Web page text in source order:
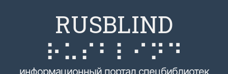
RUSBLIND
⠗⠥⠎⠃⠇⠊⠝⠙
информационный портал спецбиблиотек